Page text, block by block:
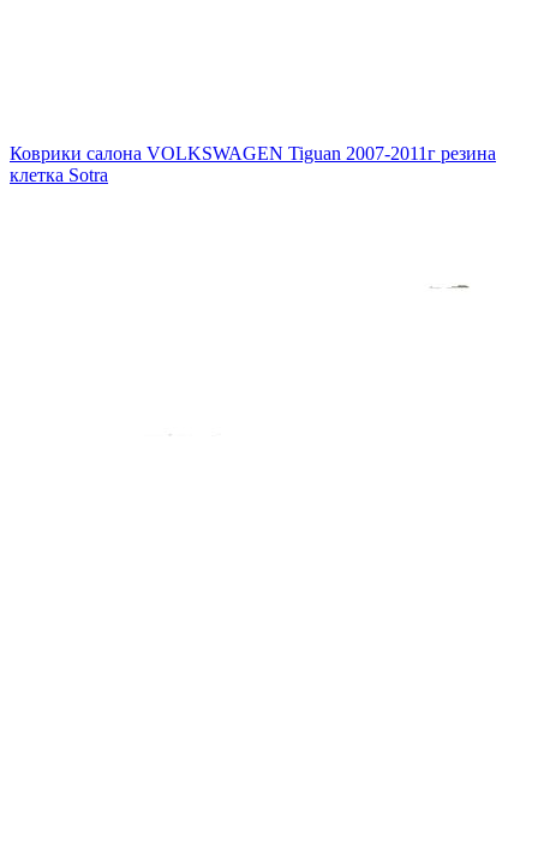
Коврики салона VOLKSWAGEN Tiguan 2007-2011г резина
клетка Sotra